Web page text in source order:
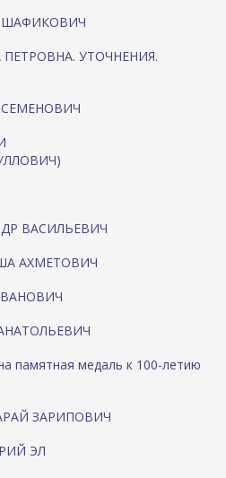
ШАФИКОВИЧ
УТОЧНЕНИЯ.
ВАСИЛЬЕВИЧ
АХМЕТОВИЧ
памятная медаль к 100-летию
ЗАРИПОВИЧ
ЭЛ